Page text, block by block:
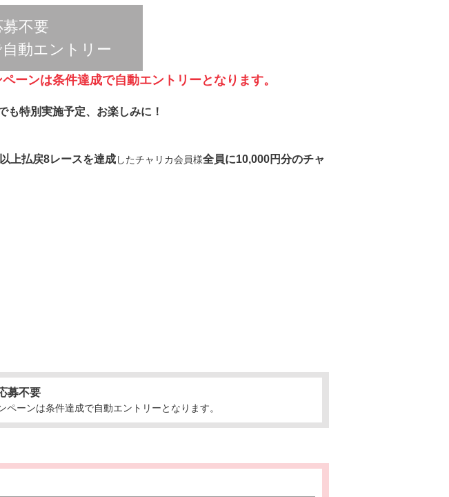
募不要
動エントリー
ーンは条件達成で自動エントリーとなります。
も特別実施予定、お楽しみに！
上払戻8レースを達成したチャリカ会員様全員に10,000円分のチャ
募不要
ーンは条件達成で自動エントリーとなります。